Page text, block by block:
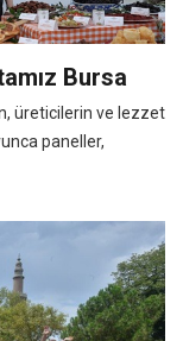
Bursa
üreticilerin ve lezzet
paneller,